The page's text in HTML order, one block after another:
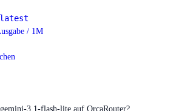
latest
/ 1M
3.1-flash-lite auf OrcaRouter?